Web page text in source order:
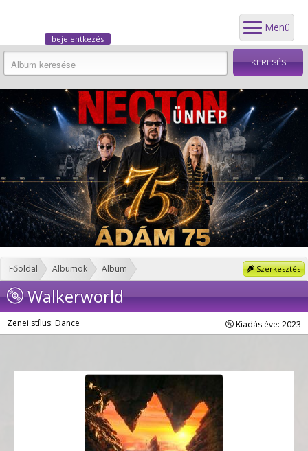
Menü
bejelentkezés
Szerkesztés
Főoldal Albumok Album
Walkerworld
Zenei stílus: Dance Kiadás éve: 2023